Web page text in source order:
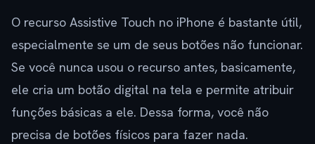
O recurso Assistive Touch no iPhone é bastante útil,
especialmente se um de seus botões não funcionar.
Se você nunca usou o recurso antes, basicamente,
ele cria um botão digital na tela e permite atribuir
funções básicas a ele. Dessa forma, você não
precisa de botões físicos para fazer nada.